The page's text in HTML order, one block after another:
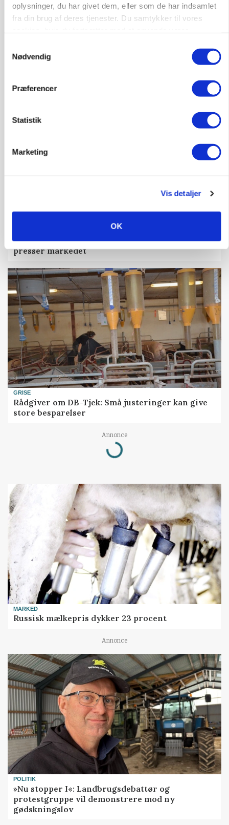
oplysninger, du har givet dem, eller som de har indsamlet
fra din brug af deres tjenester. Du samtykker til vores
Nødvendig
Præferencer
Statistik
Marketing
Vis detaljer
OK
Folketinget behandler ny gødskningslov: Sådan
kan den ændre din bedrift fra 2027
Prisgab på 20 kroner pr. kg vokser: Polsk kylling
presser markedet
GRISE
Rådgiver om DB-Tjek: Små justeringer kan give
store besparelser
Annonce
Loading...
MARKED
Russisk mælkepris dykker 23 procent
Annonce
POLITIK
»Nu stopper I«: Landbrugsdebattør og
protestgruppe vil demonstrere mod ny
gødskningslov